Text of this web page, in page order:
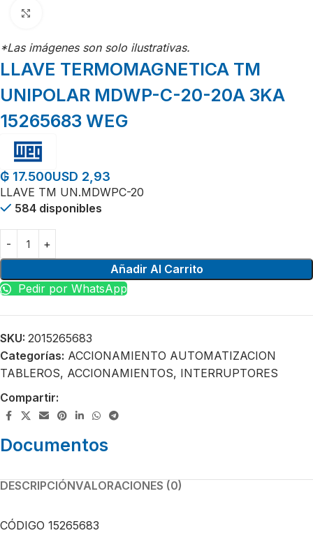
*Las imágenes son solo ilustrativas.
LLAVE TERMOMAGNETICA TM
UNIPOLAR MDWP-C-20-20A 3KA
15265683 WEG
₲ 17.500USD 2,93
LLAVE TM UN.MDWPC-20
584 disponibles
Añadir Al Carrito
Pedir por WhatsApp
SKU: 2015265683
Categorías: ACCIONAMIENTO AUTOMATIZACION
TABLEROS, ACCIONAMIENTOS, INTERRUPTORES
Compartir:
Documentos
DESCRIPCIÓNVALORACIONES (0)
CÓDIGO 15265683